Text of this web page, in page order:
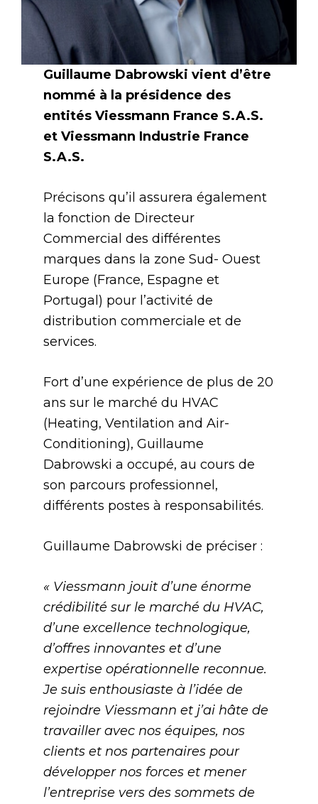
Guillaume Dabrowski vient d’être
nommé à la présidence des
entités Viessmann France S.A.S.
et Viessmann Industrie France
S.A.S.
Précisons qu’il assurera également
la fonction de Directeur
Commercial des différentes
marques dans la zone Sud- Ouest
Europe (France, Espagne et
Portugal) pour l’activité de
distribution commerciale et de
services.
Fort d’une expérience de plus de 20
ans sur le marché du HVAC
(Heating, Ventilation and Air-
Conditioning), Guillaume
Dabrowski a occupé, au cours de
son parcours professionnel,
différents postes à responsabilités.
Guillaume Dabrowski de préciser :
« Viessmann jouit d’une énorme
crédibilité sur le marché du HVAC,
d’une excellence technologique,
d’offres innovantes et d’une
expertise opérationnelle reconnue.
Je suis enthousiaste à l’idée de
rejoindre Viessmann et j’ai hâte de
travailler avec nos équipes, nos
clients et nos partenaires pour
développer nos forces et mener
l’entreprise vers des sommets de